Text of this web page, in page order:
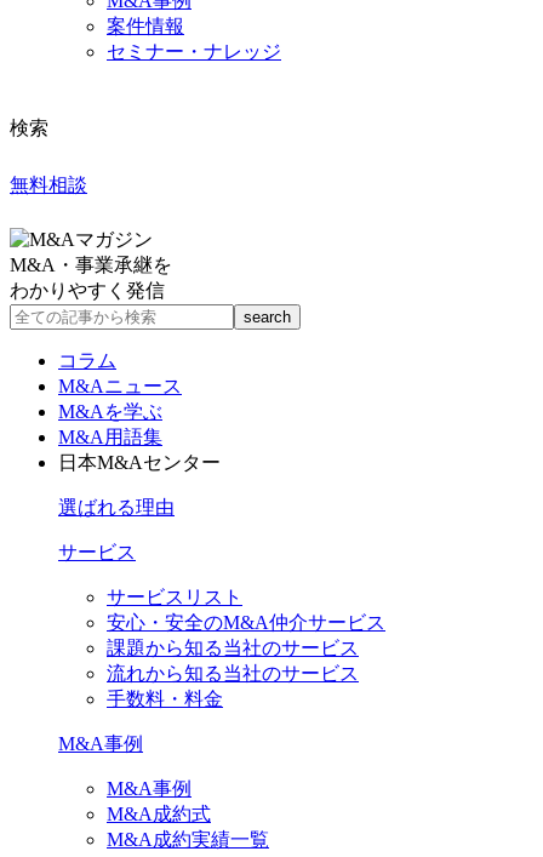
案件情報
セミナー・ナレッジ
検索
無料相談
M&A・事業承継を
わかりやすく発信
コラム
M&Aニュース
M&Aを学ぶ
M&A用語集
日本M&Aセンター
選ばれる理由
サービス
サービスリスト
安心・安全のM&A仲介サービス
課題から知る当社のサービス
流れから知る当社のサービス
手数料・料金
M&A事例
M&A事例
M&A成約式
M&A成約実績一覧